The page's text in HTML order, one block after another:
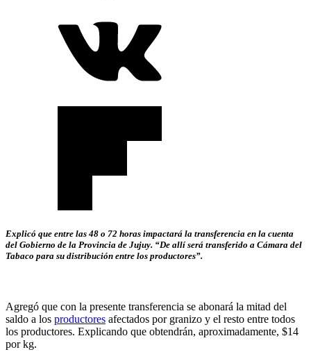
Explicó que entre las 48 o 72 horas impactará la transferencia en la cuenta
del Gobierno de la Provincia de Jujuy. “De allí será transferido a Cámara del
Tabaco para su distribución entre los productores”.
Agregó que con la presente transferencia se abonará la mitad del
saldo a los productores afectados por granizo y el resto entre todos
los productores. Explicando que obtendrán, aproximadamente, $14
por kg.